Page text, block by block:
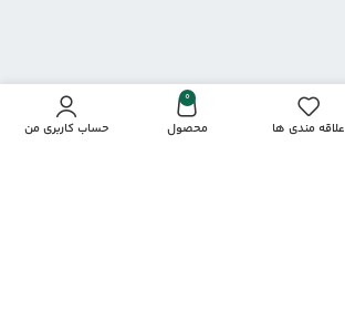
علاقه مندی ها
0
محصول حساب کاربری من